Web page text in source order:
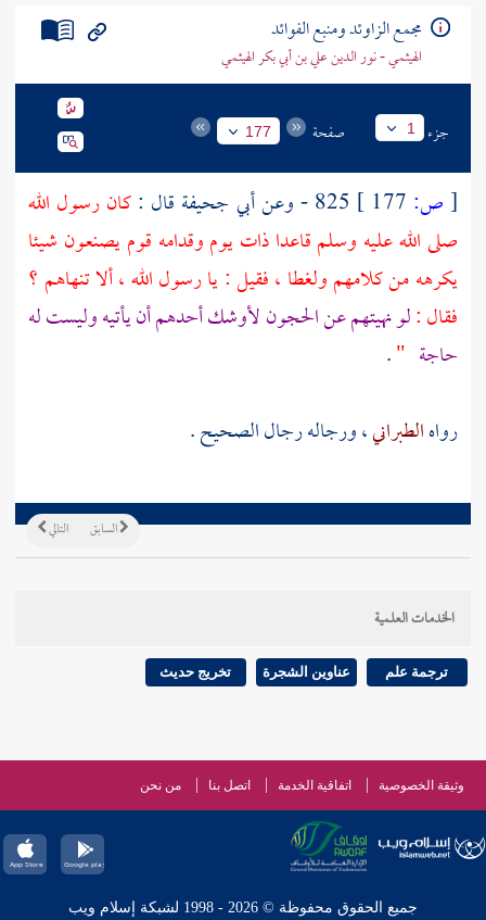
مجمع الزاوئد ومنبع الفوائد
الهيثمي - نور الدين علي بن أبي بكر الهيثمي
جزء 1 صفحة 177
[ص: 825 - وعن أبي جحيفة قال :كان رسول الله
صلى الله عليه وسلم قاعدا ذات يوم وقدامه قوم يصنعون شيئا
يكرهه من كلامهم ولغطا ، فقيل : يا رسول الله ، ألا تنهاهم ؟
فقال :لو نهيتهم عن الحجون لأوشك أحدهم أن يأتيه وليست له
حاجة "
.
رواهالطبراني، ورجاله رجال الصحيح .
التالي السابق
الخدمات العلمية
ترجمة علم عناوين الشجرة تخريج حديث
وثيقة الخصوصية اتفاقية الخدمة اتصل بنا من نحن
جميع الحقوق محفوظة © 2026 - 1998 لشبكة إسلام ويب